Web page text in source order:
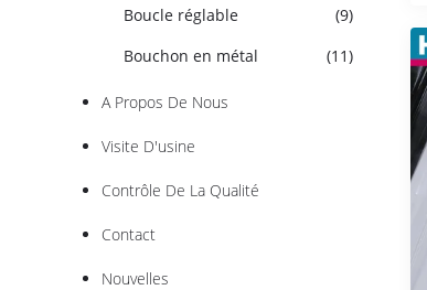
Boucle réglable
(9)
Bouchon en métal
(11)
A Propos De Nous
Visite D'usine
Contrôle De La Qualité
Contact
Nouvelles